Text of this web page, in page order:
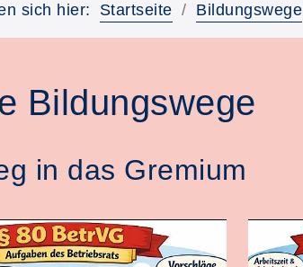
sich hier: Startseite Bildungswege
Bildungswege
in das Gremium